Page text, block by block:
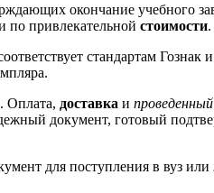
окончание учебного
по привлекательной стоимости.
стандартам Гознак
. Оплата, доставка и
документ, готовый
для поступления в вуз или